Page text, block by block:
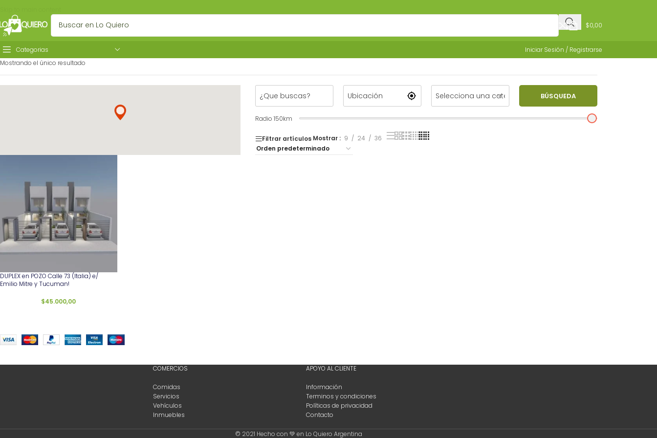
$0,00
Categorias
Iniciar Sesión / Registrarse
Mostrando el único resultado
BÚSQUEDA
Radio 150km
Filtrar artículos Mostrar 9 24 36
DUPLEX en POZO Calle 73 (Italia) e/
Emilio Mitre y Tucuman!
$45.000,00
COMERCIOS
Comidas
Servicios
Vehículos
Inmuebles
APOYO AL CLIENTE
Información
Terminos y condiciones
Políticas de privacidad
Contacto
© 2021 Hecho con 💚 en Lo Quiero Argentina